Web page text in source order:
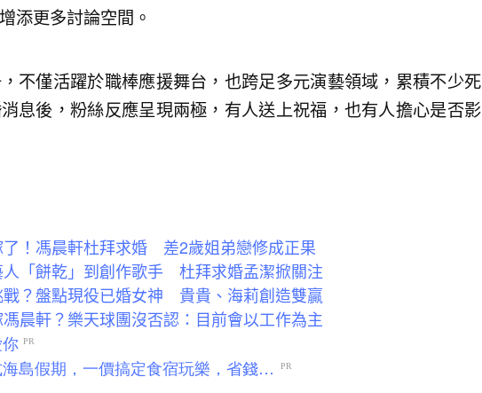
添更多討論空間。
不僅活躍於職棒應援舞台，也跨足多元演藝領域，累積不少死
息後，粉絲反應呈現兩極，有人送上祝福，也有人擔心是否影
了！馮晨軒杜拜求婚 差2歲姐弟戀修成正果
「餅乾」到創作歌手 杜拜求婚孟潔掀關注
戰？盤點現役已婚女神 貴貴、海莉創造雙贏
晨軒？樂天球團沒否認：目前會以工作為主